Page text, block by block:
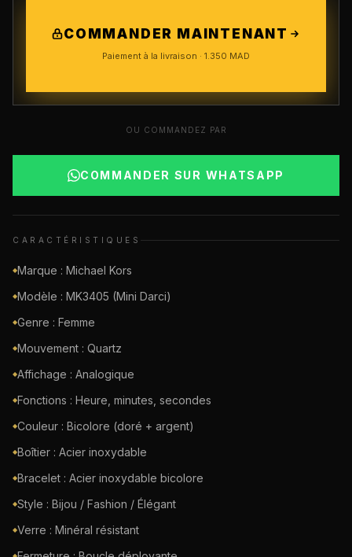
COMMANDER MAINTENANT
Paiement à la livraison · 1.350 MAD
OU COMMANDEZ PAR
COMMANDER SUR WHATSAPP
CARACTÉRISTIQUES
◆Marque : Michael Kors
◆Modèle : MK3405 (Mini Darci)
◆Genre : Femme
◆Mouvement : Quartz
◆Affichage : Analogique
◆Fonctions : Heure, minutes, secondes
◆Couleur : Bicolore (doré + argent)
◆Boîtier : Acier inoxydable
◆Bracelet : Acier inoxydable bicolore
◆Style : Bijou / Fashion / Élégant
◆Verre : Minéral résistant
◆